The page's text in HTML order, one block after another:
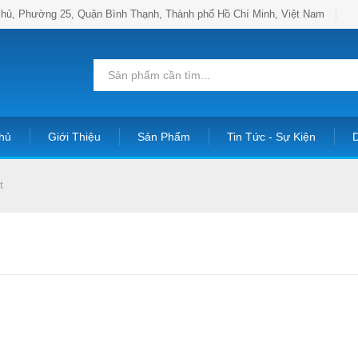
Phường 25, Quận Bình Thạnh, Thành phố Hồ Chí Minh, Việt Nam
Giới Thiệu Sản Phẩm Tin Tức - Sự Kiện